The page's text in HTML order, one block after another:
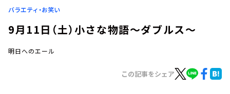
ログイン
バラエティ・お笑い
9月11日（土）小さな物語～ダブルス～
明日へのエール
この記事をシェア